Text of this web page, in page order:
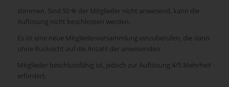
stimmen. Sind 50 % der Mitglieder nicht anwesend, kann die
Auflösung nicht beschlossen werden.
Es ist eine neue Mitgliederversammlung einzuberufen, die dann
ohne Rücksicht auf die Anzahl der anwesenden
Mitglieder beschlussfähig ist, jedoch zur Auflösung 4/5 Mehrheit
erfordert.